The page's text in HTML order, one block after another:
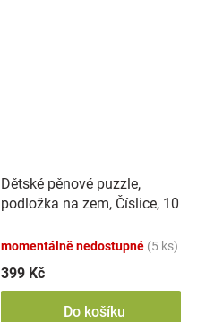
Dětské pěnové puzzle,
podložka na zem, Číslice, 10
momentálně nedostupné (5 ks)
399 Kč
Do košíku